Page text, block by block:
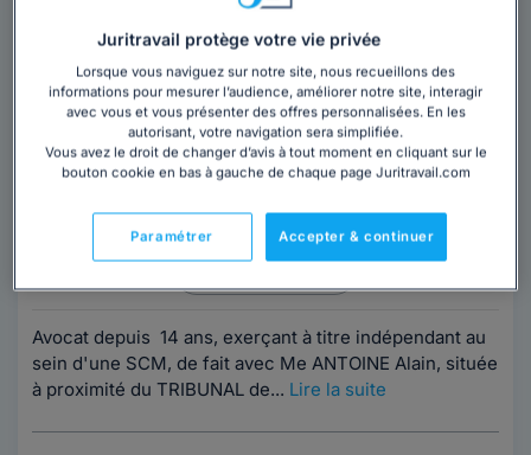
Maître Vanessa ABOUT
Avocat au barreau de Saint Denis de La
Réunion
La Réunion, Saint-Denis de la Réunion, 97400
28 années d'expérience
Avocat depuis 14 ans, exerçant à titre indépendant au
sein d'une SCM, de fait avec Me ANTOINE Alain, située
à proximité du TRIBUNAL de... Lire la suite
Juritravail protège votre vie privée
Lorsque vous naviguez sur notre site, nous recueillons des
informations pour mesurer l’audience, améliorer notre site, interagir
avec vous et vous présenter des offres personnalisées. En les
autorisant, votre navigation sera simplifiée.
Vous avez le droit de changer d’avis à tout moment en cliquant sur le
bouton cookie en bas à gauche de chaque page Juritravail.com
Accepter & continuer
Paramétrer